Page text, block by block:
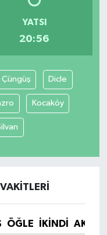
YATSI
20:56
Çüngüş Dicle
Kocaköy
ÖĞLE İKINDI